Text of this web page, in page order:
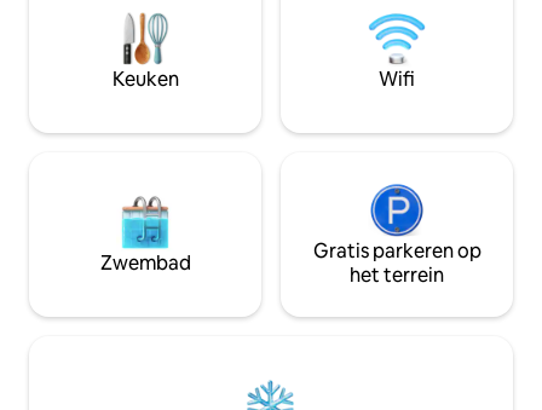
buitenruimte kun je genieten van de
zonsondergang op het terras,
picknicken in de tuin of samenkomen
rond het vloervuur. Ideaal om uit de rut
kleding. Zeldzame differentiëlen in de
regio: generator,
Starlink en 4x4
Keuken Wifi
Zwembad
Gratis parkeren op
het terrein